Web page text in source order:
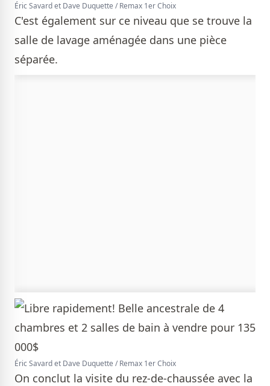
Éric Savard et Dave Duquette / Remax 1er Choix
C'est également sur ce niveau que se trouve la
salle de lavage aménagée dans une pièce
séparée.
Éric Savard et Dave Duquette / Remax 1er Choix
On conclut la visite du rez-de-chaussée avec la